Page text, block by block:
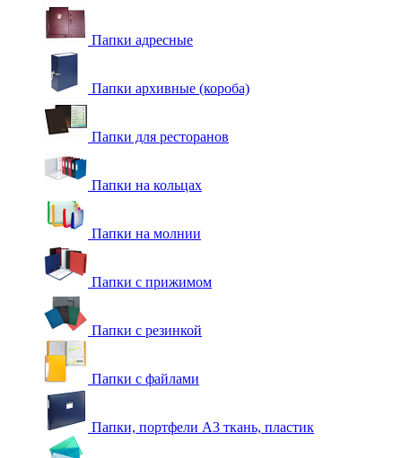
Папки адресные
Папки архивные (короба)
Папки для ресторанов
Папки на кольцах
Папки на молнии
Папки с прижимом
Папки с резинкой
Папки с файлами
Папки, портфели А3 ткань, пластик